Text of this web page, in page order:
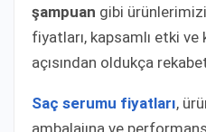
şampuan gibi
fiyatları, kapsamlı etki ve
açısından oldukça
Saç serumu fiyatları,
ambalajına ve